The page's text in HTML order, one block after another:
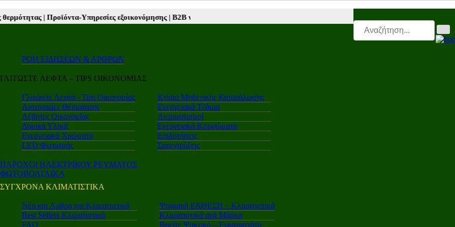
εξοικονόμησης |Β2Β νέα |Autotriti.gr |Mototriti.gr |Electro.triti |
ΡΟΗ ΕΙΔΗΣΕΩΝ & ΑΡΘΡΩΝ
ΓΛΙΤΩΣΤΕ ΛΕΦΤΑ – TIPS ΟΙΚΟΝΟΜΙΑΣ
Γλιτώστε Λεφτά - Tips Οικονομίας
Αυτονομίες Θέρμανσης
Λέβητες Οικονομίας
Δομικά Υλικά
Ενεργειακά Χρώματα
LED Φωτισμός
Κτίρια Μηδενικής Κατανάλωσης
Ενεργειακά Τζάμια
Αυτοματισμοί
Ενεργειακά Κουφώματα
Επιδοτήσεις
Συνεντεύξεις
ΠΑΡΟΧΟΙ ΗΛΕΚΤΡΙΚΟΥ ΡΕΥΜΑΤΟΣ
ΦΩΤΟΒΟΛΤΑΙΚΑ
ΣΥΓΧΡΟΝΑ ΚΛΙΜΑΤΙΣΤΙΚΑ
Νέα και Aρθρα για Κλιματιστικά
Best Sellers Κλιματιστικά
FAQ
Ψηφιακή ΕΚΘΕΣΗ – Κλιματιστικά
Κλιματιστικά ανά Μάρκα
Βρείτε Ψυκτικό – Εγκαταστάτη